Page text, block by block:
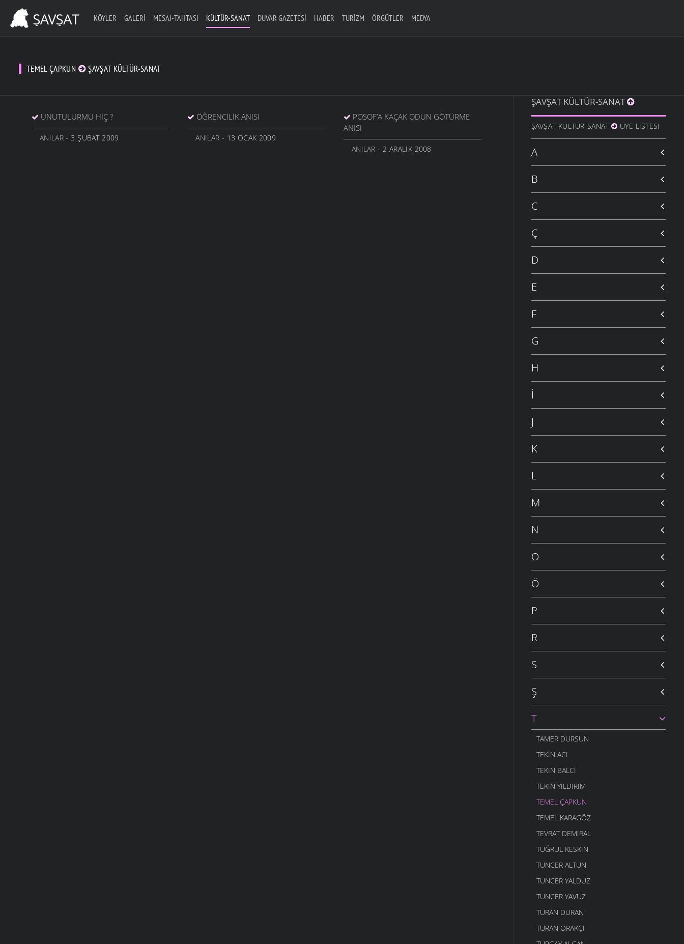
KÖYLER GALERI MESAJ-TAHTASI KÜLTÜR-SANAT DUVAR GAZETESI HABER TURIZM ÖRGÜTLER MEDYA
TEMEL ÇAPKUN ŞAVŞAT KÜLTÜR-SANAT
UNUTULURMU HIÇ ?
ANILAR- 3 ŞUBAT 2009
ÖĞRENCILIK ANISI
ANILAR - 13 OCAK 2009
POSOF’A KAÇAK ODUN GÖTÜRME
ANISI
ANILAR - 2 ARALIK 2008
ŞAVŞAT KÜLTÜR-SANAT
ŞAVŞAT KÜLTÜR-SANAT ÜYE LISTESI
A
B
C
Ç
D
E
F
G
H
İ
J
K
L
M
N
O
Ö
P
R
S
Ş
T
TAMER DURSUN
TEKIN ACI
TEKIN BALCI
TEKIN YILDIRIM
TEMEL ÇAPKUN
TEMEL KARAGÖZ
TEVRAT DEMIRAL
TUĞRUL KESKIN
TUNCER ALTUN
TUNCER YALDUZ
TUNCER YAVUZ
TURAN DURAN
TURAN ORAKÇI